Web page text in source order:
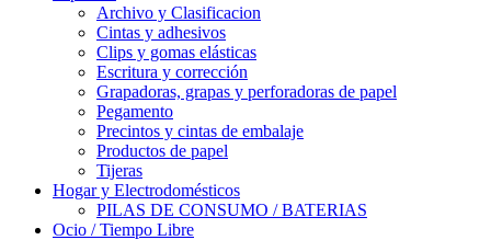
Archivo y Clasificacion
Cintas y adhesivos
Clips y gomas elásticas
Escritura y corrección
Grapadoras, grapas y perforadoras de papel
Pegamento
Precintos y cintas de embalaje
Productos de papel
Tijeras
Hogar y Electrodomésticos
PILAS DE CONSUMO / BATERIAS
Ocio / Tiempo Libre